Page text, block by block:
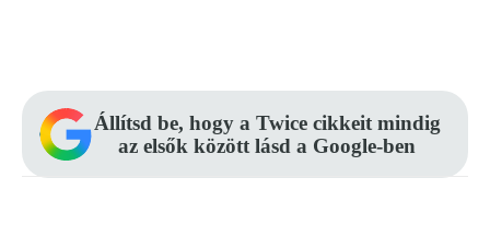
Állítsd be, hogy a Twice cikkeit mindig
az elsők között lásd a Google-ben